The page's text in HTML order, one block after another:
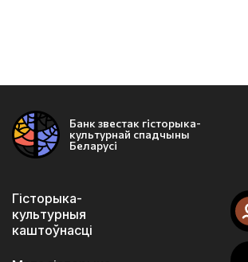
Банк звестак гісторыка-
культурнай спадчыны
Беларусі
Гісторыка-
культурныя
каштоўнасці